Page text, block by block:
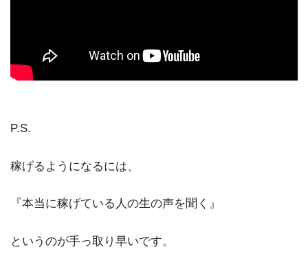
P.S.
稼げるようになるには、
『本当に稼げている人の生の声を聞く』
というのが手っ取り早いです。